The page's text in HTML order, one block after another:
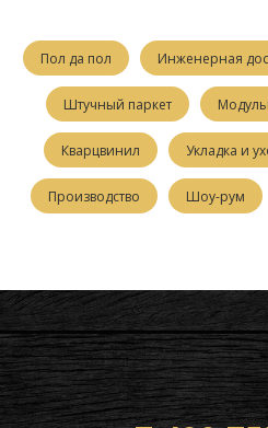
Пол да пол Инженерная
Штучный паркет
Кварцвинил Укладка и
Производство Шоу-рум